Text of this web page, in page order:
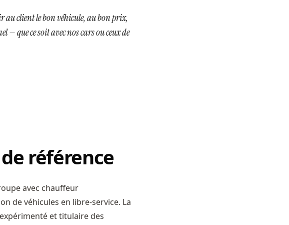
au client le bon véhicule, au bon prix,
— que ce soit avec nos cars ou ceux de
référence
avec chauffeur
de véhicules en libre-service. La
et titulaire des